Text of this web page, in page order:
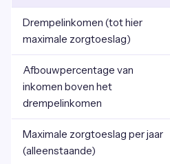
Drempelinkomen (tot hier
maximale zorgtoeslag)
Afbouwpercentage van
inkomen boven het
drempelinkomen
Maximale zorgtoeslag per jaar
(alleenstaande)